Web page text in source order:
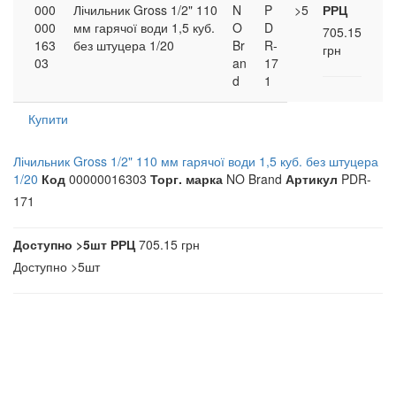
000
000
163
03
Лічильник Gross 1/2" 110
мм гарячої води 1,5 куб.
без штуцера 1/20
N
O
Br
an
d
P
D
R-
17
1
>5
РРЦ
705.15
грн
Купити
Лічильник Gross 1/2" 110 мм гарячої води 1,5 куб. без штуцера
1/20 Код 00000016303 Торг. марка NO Brand Артикул PDR-
171
Доступно >5шт РРЦ705.15 грн
Доступно >5шт